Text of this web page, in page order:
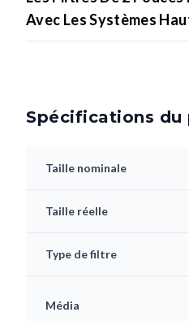
Avec Les Systèmes
Spécifications du
Taille nominale
Taille réelle
Type de filtre
Média